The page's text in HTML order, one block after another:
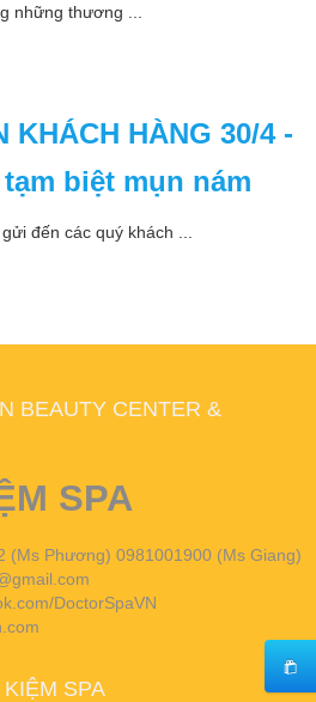
những thương ...
KHÁCH HÀNG 30/4 -
biệt mụn nám
đến các quý khách ...
BEAUTY CENTER &
SPA
(Ms Phương) 0981001900 (Ms Giang)
DoctorSpaVN
SPA